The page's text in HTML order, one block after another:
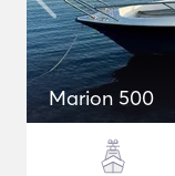
Marion 500